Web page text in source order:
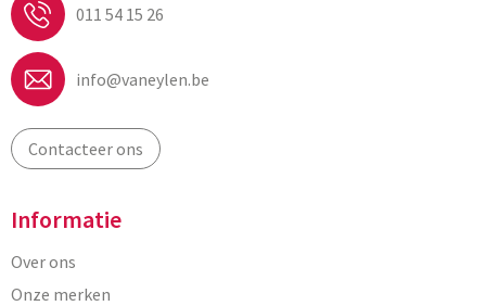
011 54 15 26
info@vaneylen.be
Contacteer ons
Informatie
Over ons
Onze merken